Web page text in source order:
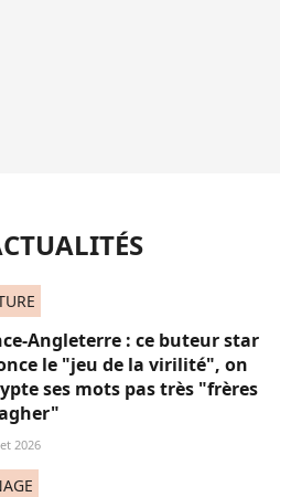
Angleterre : ce buteur star
le "jeu de la virilité", on
ses mots pas très "frères
2026